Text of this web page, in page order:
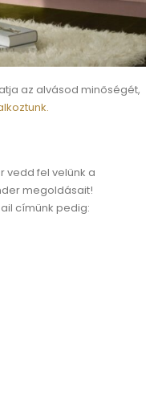
az alvásod minőségét,
vedd fel velünk a
megoldásait!
címünk pedig: